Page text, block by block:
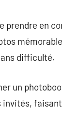
prendre en
difficulté.
un
invités,